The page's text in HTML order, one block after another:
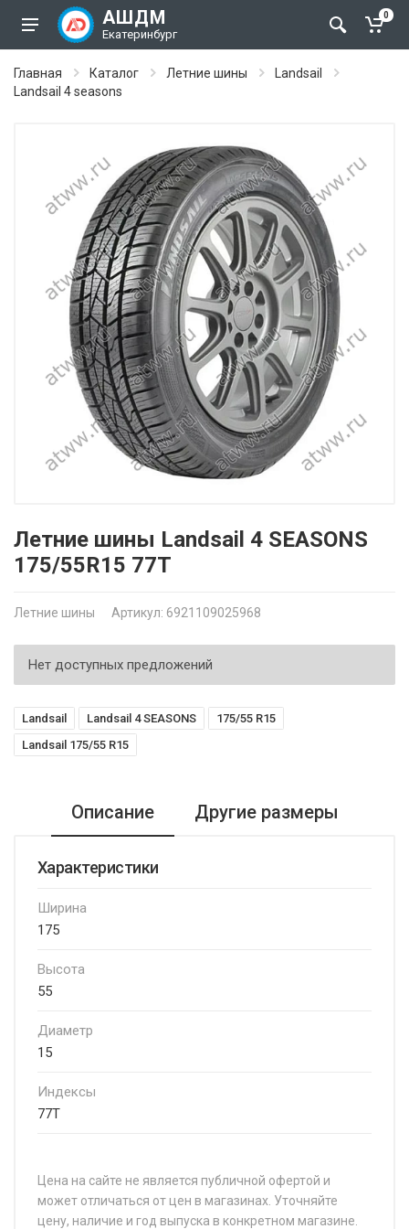
АШДМ
Екатеринбург
0
Главная Каталог Летние шины
Landsail
Landsail 4 seasons
Летние шины Landsail 4 SEASONS
175/55R15 77T
Летние шины Артикул: 6921109025968
Нет доступных предложений
Landsail Landsail 4 SEASONS
175/55 R15
Landsail 175/55 R15
Описание Другие размеры
Характеристики
Ширина
175
Высота
55
Диаметр
15
Индексы
77T
Цена на сайте не является публичной офертой и
может отличаться от цен в магазинах. Уточняйте
цену, наличие и год выпуска в конкретном магазине.